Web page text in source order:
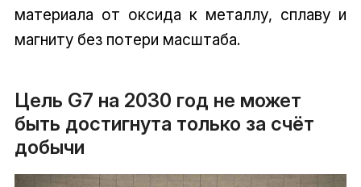
материала от оксида к металлу, сплаву и
магниту без потери масштаба.
Цель G7 на 2030 год не может
быть достигнута только за счёт
добычи